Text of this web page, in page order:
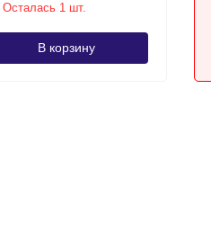
Осталась 1 шт.
В корзину